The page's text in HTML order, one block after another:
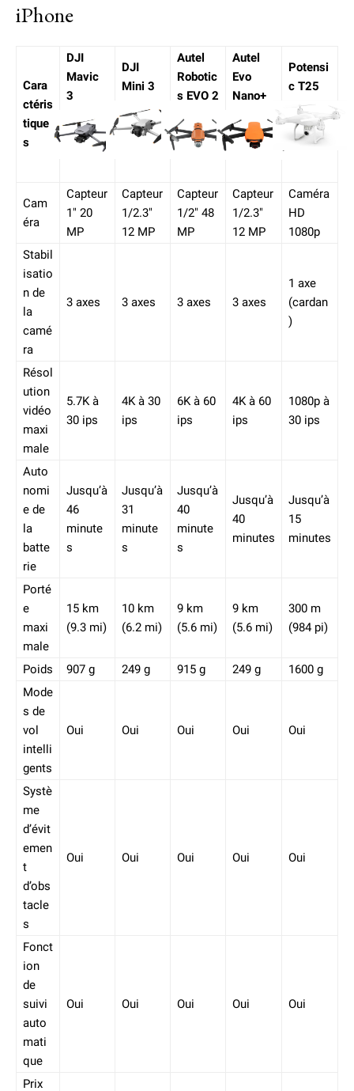
iPhone
Cara
ctéris
tique
s
DJI
Mavic
3
DJI
Mini 3
Autel
Robotic
s EVO 2
Autel
Evo
Nano+
Potensi
c T25
Cam
éra
Capteur
1″ 20
MP
Capteur
1/2.3″
12 MP
Capteur
1/2″ 48
MP
Capteur
1/2.3″
12 MP
Caméra
HD
1080p
Stabil
isatio
n de
la
camé
ra
3 axes 3 axes 3 axes 3 axes
1 axe
(cardan
)
Résol
ution
vidéo
maxi
male
5.7K à
30 ips
4K à 30
ips
6K à 60
ips
4K à 60
ips
1080p à
30 ips
Auto
nomi
e de
la
batte
rie
Jusqu’à
46
minute
s
Jusqu’à
31
minute
s
Jusqu’à
40
minute
s
Jusqu’à
40
minutes
Jusqu’à
15
minutes
Porté
e
maxi
male
15 km
(9.3 mi)
10 km
(6.2 mi)
9 km
(5.6 mi)
9 km
(5.6 mi)
300 m
(984 pi)
Poids 907 g 249 g 915 g 249 g
1600 g
Mode
s de
vol
intelli
gents
Oui Oui Oui Oui Oui
Systè
me
d’évit
emen
t
d’obs
tacle
s
Oui Oui Oui Oui Oui
Fonct
ion
de
suivi
auto
mati
que
Oui Oui Oui Oui Oui
Prix